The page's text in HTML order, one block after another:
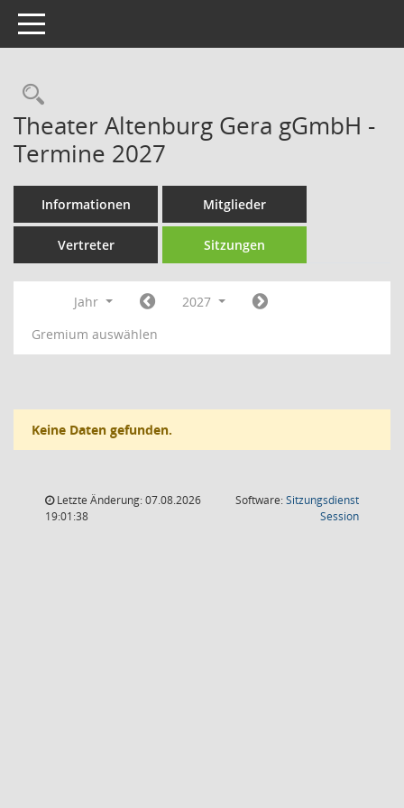
Toggle navigation
Rechercheauswahl
Theater Altenburg Gera gGmbH -
Termine 2027
Informationen Mitglieder
Vertreter Sitzungen
Jahr
2027
Gremium auswählen
Keine Daten gefunden.
Letzte Änderung: 07.08.2026
19:01:38
Software:Sitzungsdienst
Session(Wird in